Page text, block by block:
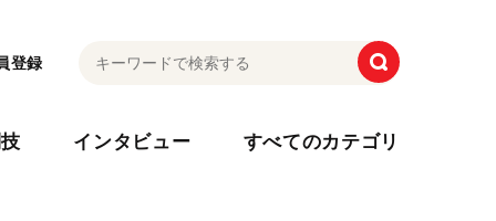
登録
インタビュー すべてのカテゴリ